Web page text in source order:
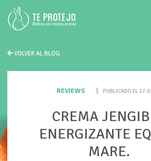
VOLVER AL BLOG
REVIEWS PUBLICADO EL 27-
CREMA
ENERGIZANTE
MARE.